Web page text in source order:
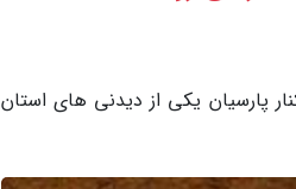
پارسیان یکی از دیدنی های استان